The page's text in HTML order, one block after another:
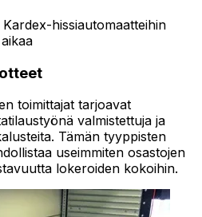
hissiautomaatteihin
toimittajat tarjoavat
valmistettuja ja
Tämän tyyppisten
useimmiten osastojen
lokeroiden kokoihin.